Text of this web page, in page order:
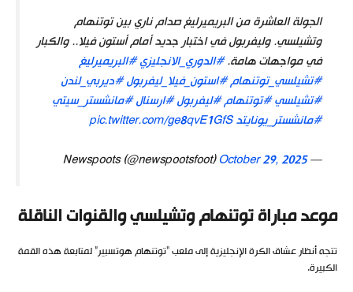
الجولة العاشرة من البريميرليغ صدام ناري بين توتنهام
وتشيلسي. وليفربول في اختبار جديد أمام أستون فيلا.. والكبار
في مواجهات هامة.#الدوري_الانجليزي#البريميرليغ
#تشيلسي_توتنهام#استون_فيلا_ليفربول#ديربي_لندن
#تشيلسي#توتنهام#ليفربول#ارسنال#مانشستر_سيتي
#مانشستر_يونايتدpic.twitter.com/ge8qvE1GfS
— Newspoots (@newspootsfoot)
October 29, 2025
موعد مباراة توتنهام وتشيلسي والقنوات الناقلة
تتجه أنظار عشاق الكرة الإنجليزية إلى ملعب “توتنهام هوتسبير” لمتابعة هذه القمة
الكبيرة.